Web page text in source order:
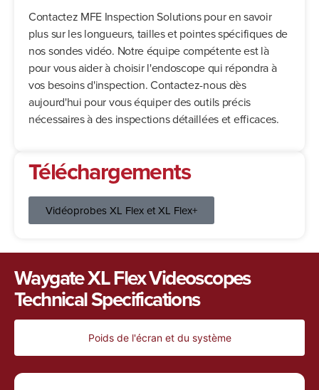
Contactez MFE Inspection Solutions pour en savoir
plus sur les longueurs, tailles et pointes spécifiques de
nos sondes vidéo. Notre équipe compétente est là
pour vous aider à choisir l'endoscope qui répondra à
vos besoins d'inspection. Contactez-nous dès
aujourd'hui pour vous équiper des outils précis
nécessaires à des inspections détaillées et efficaces.
Téléchargements
Vidéoprobes XL Flex et XL Flex+
Waygate XL Flex Videoscopes
Technical Specifications
Poids de l'écran et du système